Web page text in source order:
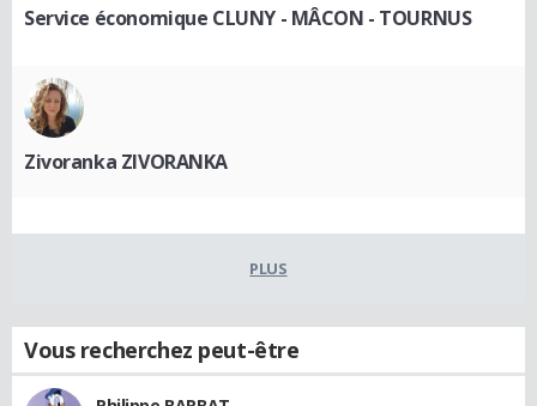
Service économique CLUNY - MÂCON - TOURNUS
Zivoranka ZIVORANKA
PLUS
Vous recherchez peut-être